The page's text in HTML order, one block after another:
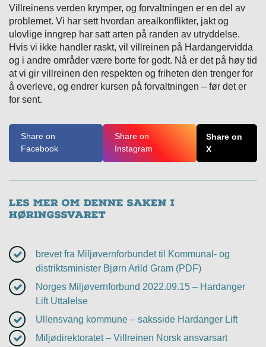
Villreinens verden krymper, og forvaltningen er en del av
problemet. Vi har sett hvordan arealkonflikter, jakt og
ulovlige inngrep har satt arten på randen av utryddelse.
Hvis vi ikke handler raskt, vil villreinen på Hardangervidda
og i andre områder være borte for godt. Nå er det på høy tid
at vi gir villreinen den respekten og friheten den trenger for
å overleve, og endrer kursen på forvaltningen – før det er
for sent.
Share on
Facebook
Share on
Instagram
Share on
X
Les mer om denne saken i
høringssvaret
brevet fra Miljøvernforbundet til Kommunal- og
distriktsminister Bjørn Arild Gram (PDF)
Norges Miljøvernforbund 2022.09.15 – Hardanger
Lift Uttalelse
Ullensvang kommune – saksside Hardanger Lift
Miljødirektoratet – Villreinen Norsk ansvarsart